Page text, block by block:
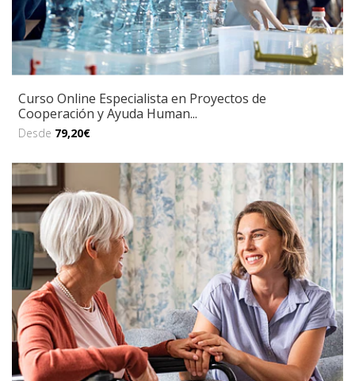
Curso Online Especialista en Proyectos de
Cooperación y Ayuda Human...
Desde 79,20€